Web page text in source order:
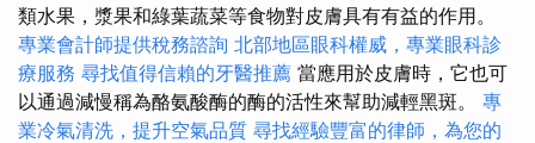
類水果，漿果和綠葉蔬菜等食物對皮膚具有有益的作用。
專業會計師提供稅務諮詢 北部地區眼科權威，專業眼科診
療服務 尋找值得信賴的牙醫推薦 當應用於皮膚時，它也可
以通過減慢稱為酪氨酸酶的酶的活性來幫助減輕黑斑。 專
業冷氣清洗，提升空氣品質 尋找經驗豐富的律師，為您的